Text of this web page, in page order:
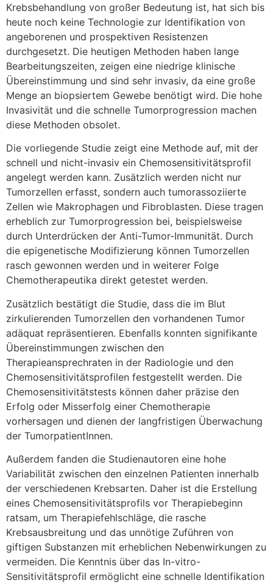
Krebsbehandlung von großer Bedeutung ist, hat sich bis
heute noch keine Technologie zur Identifikation von
angeborenen und prospektiven Resistenzen
durchgesetzt. Die heutigen Methoden haben lange
Bearbeitungszeiten, zeigen eine niedrige klinische
Übereinstimmung und sind sehr invasiv, da eine große
Menge an biopsiertem Gewebe benötigt wird. Die hohe
Invasivität und die schnelle Tumorprogression machen
diese Methoden obsolet.
Die vorliegende Studie zeigt eine Methode auf, mit der
schnell und nicht-invasiv ein Chemosensitivitätsprofil
angelegt werden kann. Zusätzlich werden nicht nur
Tumorzellen erfasst, sondern auch tumorassoziierte
Zellen wie Makrophagen und Fibroblasten. Diese tragen
erheblich zur Tumorprogression bei, beispielsweise
durch Unterdrücken der Anti-Tumor-Immunität. Durch
die epigenetische Modifizierung können Tumorzellen
rasch gewonnen werden und in weiterer Folge
Chemotherapeutika direkt getestet werden.
Zusätzlich bestätigt die Studie, dass die im Blut
zirkulierenden Tumorzellen den vorhandenen Tumor
adäquat repräsentieren. Ebenfalls konnten signifikante
Übereinstimmungen zwischen den
Therapieansprechraten in der Radiologie und den
Chemosensitivitätsprofilen festgestellt werden. Die
Chemosensitivitätstests können daher präzise den
Erfolg oder Misserfolg einer Chemotherapie
vorhersagen und dienen der langfristigen Überwachung
der TumorpatientInnen.
Außerdem fanden die Studienautoren eine hohe
Variabilität zwischen den einzelnen Patienten innerhalb
der verschiedenen Krebsarten. Daher ist die Erstellung
eines Chemosensitivitätsprofils vor Therapiebeginn
ratsam, um Therapiefehlschläge, die rasche
Krebsausbreitung und das unnötige Zuführen von
giftigen Substanzen mit erheblichen Nebenwirkungen zu
vermeiden. Die Kenntnis über das In-vitro-
Sensitivitätsprofil ermöglicht eine schnelle Identifikation